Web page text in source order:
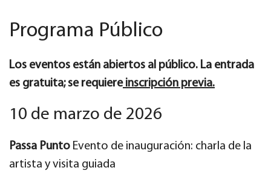
Programa Público
Los eventos están abiertos al público. La entrada
es gratuita; se requiereinscripción previa.
10 de marzo de 2026
Passa Punto Evento de inauguración: charla de la
artista y visita guiada